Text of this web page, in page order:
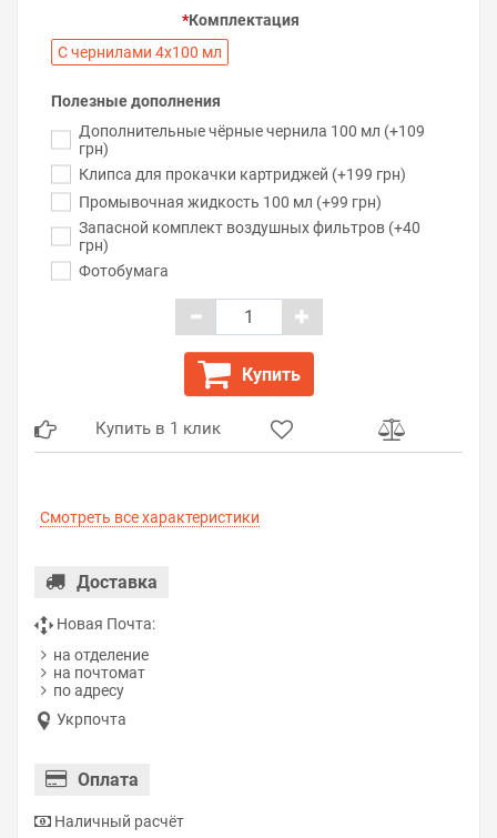
Комплектация
С чернилами 4х100 мл
Полезные дополнения
Дополнительные чёрные чернила 100 мл (+109
грн)
Клипса для прокачки картриджей (+199 грн)
Промывочная жидкость 100 мл (+99 грн)
Запасной комплект воздушных фильтров (+40
грн)
Фотобумага
Купить
Купить в 1 клик
Смотреть все характеристики
Доставка
Новая Почта:
на отделение
на почтомат
по адресу
Укрпочта
Оплата
Наличный расчёт